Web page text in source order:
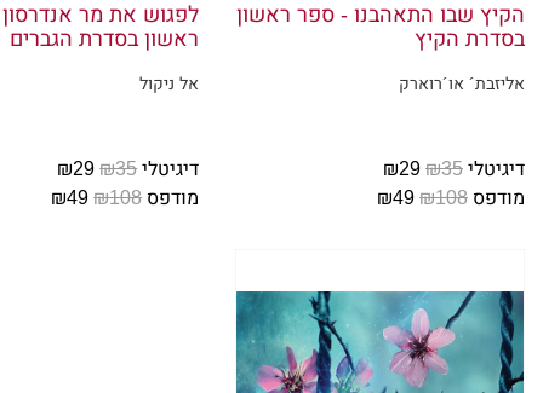
מתעב?
לתהות
להמשיך
הקיץ שבו התאהבנו - ספר ראשון
בסדרת הקיץ
אליזבת´ או´רוארק
דיגיטלי₪35
מודפס ₪108
לפגוש את מר
ראשון בסדרת הגברים
אל ניקול
דיגיטלי₪35
₪29
מודפס ₪108
₪49